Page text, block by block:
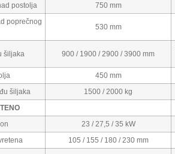
postolja
750 mm
poprečnog
530 mm
šiljaka 900 / 1900 / 2900 / 3900 mm
450 mm
šiljaka
1500 / 2000 kg
23 / 27,5 / 35 kW
105 / 155 / 180 / 230 mm